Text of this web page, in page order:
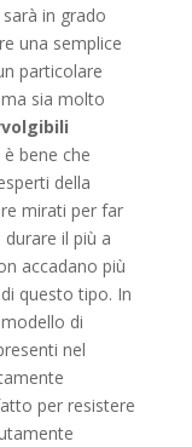
in grado
una semplice
particolare
sia molto
bene che
della
mirati per far
il più a
accadano più
questo tipo. In
di
nel
per resistere